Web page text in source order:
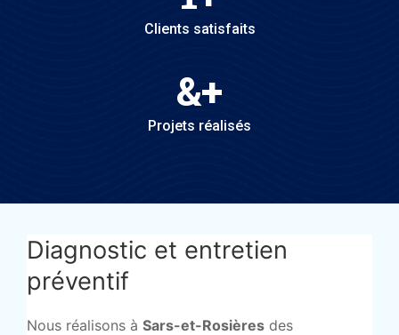
Clients satisfaits
&+
Projets réalisés
Diagnostic et entretien
préventif
Nous réalisons à Sars-et-Rosières des